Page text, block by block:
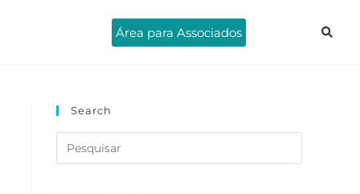
Área para Associados
Search